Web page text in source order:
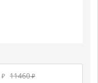
₽ 11460₽